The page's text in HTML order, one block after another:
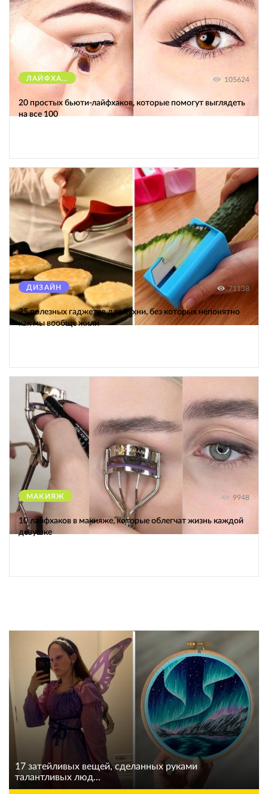
ЛАЙФХАКИ 105624
20 простых бьюти-лайфхаков, которые помогут выглядеть
на все 100
ДИЗАЙН 71138
25 полезных гаджетов для кухни, без которых непонятно
как мы вообще жили
МАКИЯЖ 9948
10 лайфхаков в макияже, которые облегчат жизнь каждой
девушке
17 затейливых вещей, сделанных руками
талантливых люд...